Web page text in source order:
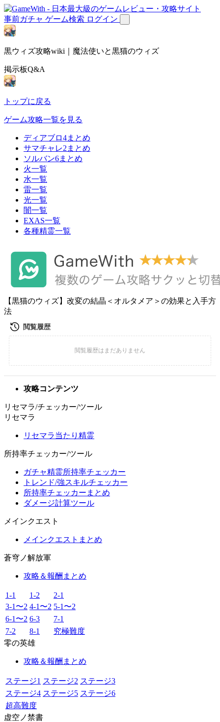
事前ガチャ ゲーム検索 ログイン
黒ウィズ攻略wiki｜魔法使いと黒猫のウィズ
掲示板Q&A
トップに戻る
ゲーム攻略一覧を見る
ディアブロ4まとめ
サマチャレ2まとめ
ソルバン6まとめ
火一覧
水一覧
雷一覧
光一覧
闇一覧
EXAS一覧
各種精霊一覧
【黒猫のウィズ】改変の結晶＜オルタメア＞の効果と入手方
法
攻略コンテンツ
リセマラ/チェッカー/ツール
リセマラ
リセマラ当たり精霊
所持率チェッカー/ツール
ガチャ精霊所持率チェッカー
トレンド/強スキルチェッカー
所持率チェッカーまとめ
ダメージ計算ツール
メインクエスト
メインクエストまとめ
蒼穹ノ解放軍
攻略＆報酬まとめ
1-1 1-2
2-1
3-1〜2 4-1〜2 5-1〜2
6-1〜2 6-3
7-1
7-2
8-1
究極難度
零の英雄
攻略＆報酬まとめ
ステージ1 ステージ2 ステージ3
ステージ4 ステージ5 ステージ6
超高難度
虚空ノ禁書